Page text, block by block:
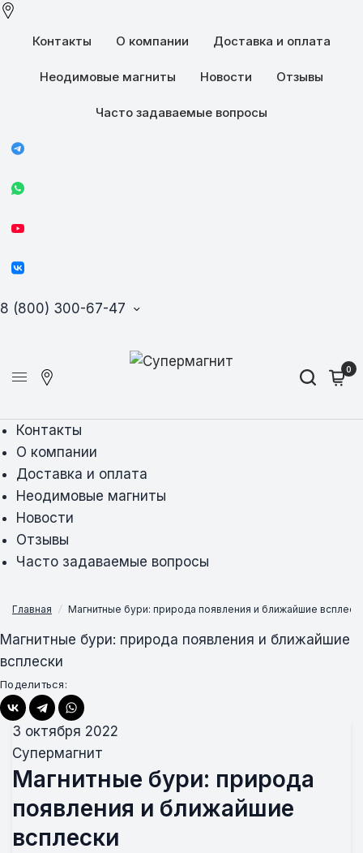
Контакты О компании Доставка и оплата
Неодимовые магниты Новости Отзывы
Часто задаваемые вопросы
8 (800) 300-67-47
0
Контакты
О компании
Доставка и оплата
Неодимовые магниты
Новости
Отзывы
Часто задаваемые вопросы
Главная / Магнитные бури: природа появления и ближайшие
Магнитные бури: природа появления и ближайшие
всплески
Поделиться:
3 октября 2022
Супермагнит
Магнитные бури: природа
появления и ближайшие
всплески